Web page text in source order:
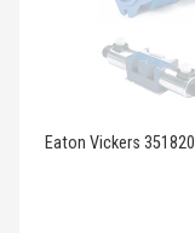
Eaton Vickers 351820